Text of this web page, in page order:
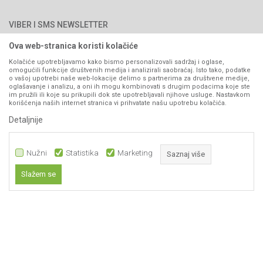
Kontakt
Pravo na odustajanje
Reklamacije
Povraćaj sredstava
Zamjena artikala
Plaćanje karticama
VIBER I SMS NEWSLETTER
PRATITE NAS
Ova web-stranica koristi kolačiće
Kolačiće upotrebljavamo kako bismo personalizovali sadržaj i oglase,
omogućili funkcije društvenih medija i analizirali saobraćaj. Isto tako, podatke
o vašoj upotrebi naše web-lokacije delimo s partnerima za društvene medije,
oglašavanje i analizu, a oni ih mogu kombinovati s drugim podacima koje ste
im pružili ili koje su prikupili dok ste upotrebljavali njihove usluge. Nastavkom
korišćenja naših internet stranica vi prihvatate našu upotrebu kolačića.
Detaljnije
Nužni Statistika Marketing Saznaj više
Slažem se